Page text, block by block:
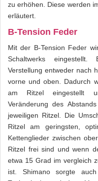
zu erhöhen. Diese werden
erläutert.
B-Tension Feder
Mit der B-Tension Feder
Schaltwerks
Verstellung entweder nach
vorne und oben. Dadurch
am Ritzel eingestellt
Veränderung des
jeweiligen Ritzel. Die
Ritzel am geringsten,
Kettenglieder zwischen
Ritzel frei sind und wenn
etwa 15 Grad im vergleich
ist. Shimano sorgte